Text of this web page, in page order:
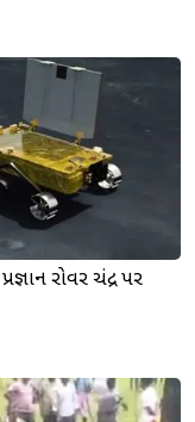
રોવર ચંદ્ર પર